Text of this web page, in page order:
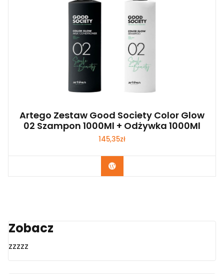
Artego Zestaw Good Society Color Glow
02 Szampon 1000Ml + Odżywka 1000Ml
145,35zł
Zobacz
Zobacz
zzzzz